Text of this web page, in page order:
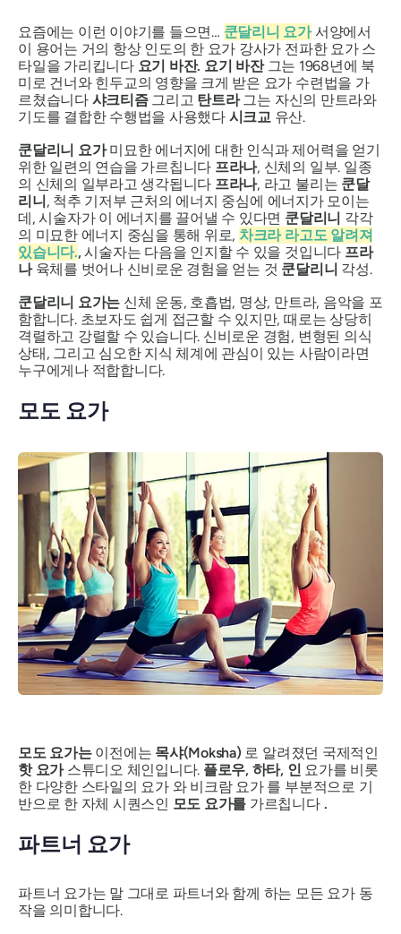
요즘에는 이런 이야기를 들으면… 쿤달리니 요가서양에서
이 용어는 거의 항상 인도의 한 요가 강사가 전파한 요가 스
타일을 가리킵니다 요기 바잔. 요기 바잔그는 1968년에 북
미로 건너와 힌두교의 영향을 크게 받은 요가 수련법을 가
르쳤습니다 샤크티즘그리고 탄트라그는 자신의 만트라와
기도를 결합한 수행법을 사용했다 시크교유산.
쿤달리니 요가미묘한 에너지에 대한 인식과 제어력을 얻기
위한 일련의 연습을 가르칩니다 프라나, 신체의 일부. 일종
의 신체의 일부라고 생각됩니다 프라나, 라고 불리는 쿤달
리니, 척추 기저부 근처의 에너지 중심에 에너지가 모이는
데, 시술자가 이 에너지를 끌어낼 수 있다면 쿤달리니 각각
의 미묘한 에너지 중심을 통해 위로, 차크라라고도 알려져
있습니다.,시술자는 다음을 인지할 수 있을 것입니다 프라
나육체를 벗어나 신비로운 경험을 얻는 것 쿤달리니 각성.
쿤달리니 요가는 신체 운동, 호흡법, 명상, 만트라, 음악을 포
함합니다. 초보자도 쉽게 접근할 수 있지만, 때로는 상당히
격렬하고 강렬할 수 있습니다. 신비로운 경험, 변형된 의식
상태, 그리고 심오한 지식 체계에 관심이 있는 사람이라면
누구에게나 적합합니다.
모도 요가
모도 요가는이전에는 목샤(Moksha) 로 알려졌던 국제적인
핫 요가스튜디오 체인입니다. 플로우, 하타, 인 요가를 비롯
한 다양한 스타일의 요가 와 비크람 요가 를 부분적으로 기
반으로 한 자체 시퀀스인 모도 요가를 가르칩니다 .
파트너 요가
파트너 요가는 말 그대로 파트너와 함께 하는 모든 요가 동
작을 의미합니다.